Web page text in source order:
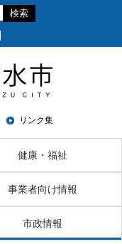
リンク集
健康・福祉
事業者向け情報
市政情報